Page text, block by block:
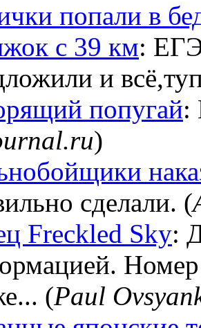
попали в
с 39 км:
и
попугай:
)
сделали. (
Freckled Sky:
(Paul